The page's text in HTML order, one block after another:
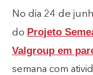
No dia 24 de
do Projeto
Valgroup em
semana com